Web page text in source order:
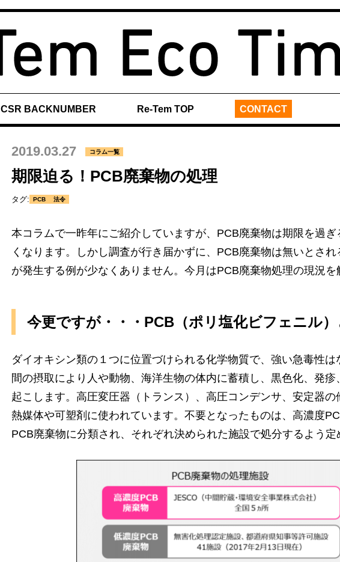
CSR BACKNUMBER Re-Tem TOP CONTACT
2019.03.27 コラム一覧
期限迫る！PCB廃棄物の処理
タグ: PCB 法令
本コラムで一昨年にご紹介していますが、PCB廃棄物は期限を過ぎ
くなります。しかし調査が行き届かずに、PCB廃棄物は無いとさ
が発生する例が少なくありません。今月はPCB廃棄物処理の現況を
今更ですが・・・PCB（ポリ塩化ビフェニル）
ダイオキシン類の１つに位置づけられる化学物質で、強い急毒性は
間の摂取により人や動物、海洋生物の体内に蓄積し、黒色化、発疹
起こします。高圧変圧器（トランス）、高圧コンデンサ、安定器の
熱媒体や可塑剤に使われています。不要となったものは、高濃度
PCB廃棄物に分類され、それぞれ決められた施設で処分するよう定